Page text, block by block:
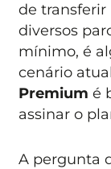
de transferir
diversos
mínimo, é
cenário
Premiumé
assinar o
A pergunta